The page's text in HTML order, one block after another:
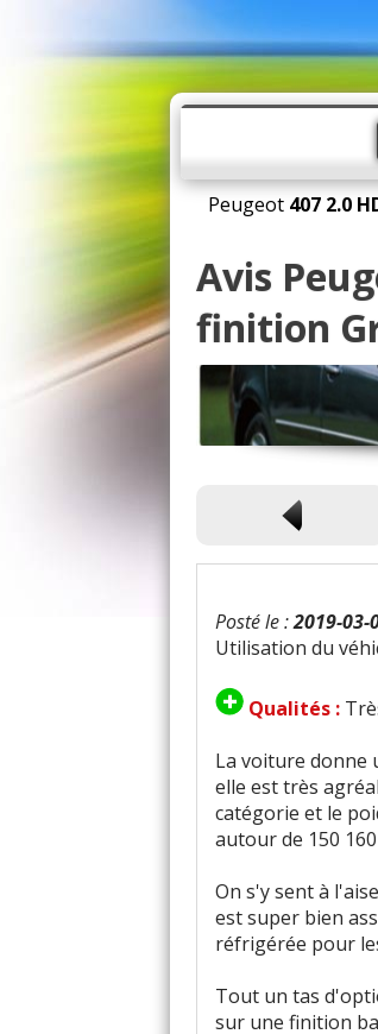
Peugeot 407 2.0
Avis
finition
Posté le :2019-03-
Utilisation du
Qualités :
La voiture donne
elle est très
catégorie et le
autour de 150
On s'y sent à
est super bien
réfrigérée pour
Tout un tas
sur une finition